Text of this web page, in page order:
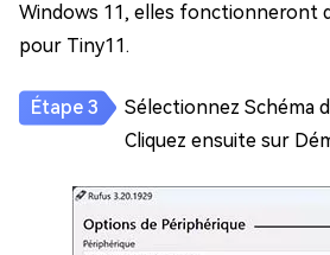
Windows 11, elles fonctionneront
pour Tiny11.
Sélectionnez Schéma
Cliquez ensuite sur